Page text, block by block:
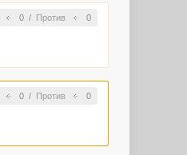
0/ Против 0
0/ Против 0